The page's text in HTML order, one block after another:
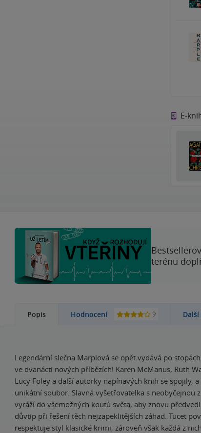
E-
terénu
Popis Hodnocení 9
Legendární slečna Marplová se opět vydává po
ve dvanácti nových příbězích! Karen McManus, Ruth
Lucy Foley a další autorky napínavých knih se spojily,
unikátní soubor. Slavná vyšetřovatelka s neobyčejnou
vyráží do všemožných koutů světa, aby znovu
důvtip při řešení těch nejzapeklitějších záhad. Tucet
respektuje styl klasické krimi, zároveň však každá z